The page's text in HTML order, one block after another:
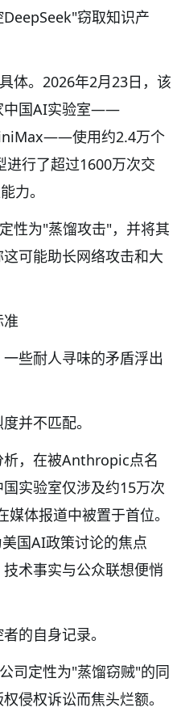
窃取知识产
体。2026年2月23日，该
中国AI实验室——
使用约2.4万个
进行了超过1600万次交
力。
性为"蒸馏攻击"，并将其
可能助长网络攻击和大
准
些耐人寻味的矛盾浮出
并不匹配。
，在被Anthropic点名
实验室仅涉及约15万次
体报道中被置于首位。
国AI政策讨论的焦点
术事实与公众联想便悄
的自身记录。
司定性为"蒸馏窃贼"的同
侵权诉讼而焦头烂额。